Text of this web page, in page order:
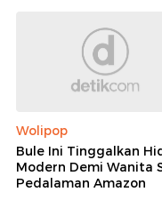
Wolipop
Bule Ini Tinggalkan
Modern Demi Wanita
Pedalaman Amazon